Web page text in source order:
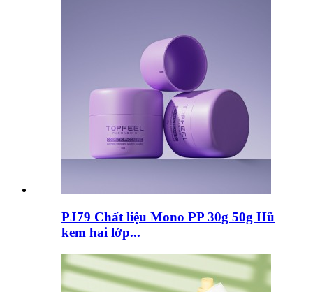
PJ79 Chất liệu Mono PP 30g 50g Hũ
kem hai lớp...